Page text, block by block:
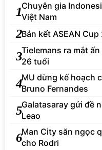
1Chuyên gia
Việt Nam
2Bán kết ASEAN
3Tielemans ra mắt
26 tuổi
4MU dừng kế hoạch
Bruno Fernandes
5Galatasaray gửi đề
Leao
6Man City săn ngọc
cho Rodri